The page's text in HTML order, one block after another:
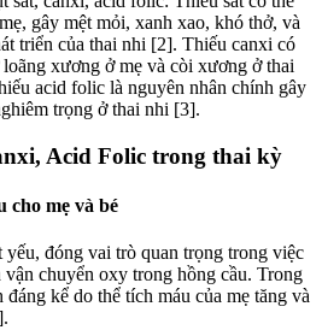
gây mệt mỏi, xanh xao, khó thở, và
triển của thai nhi [2]. Thiếu canxi có
xương ở mẹ và còi xương ở thai
acid folic là nguyên nhân chính gây
trọng ở thai nhi [3].
Acid Folic trong thai kỳ
cho mẹ và bé
yếu, đóng vai trò quan trọng trong việc
chuyển oxy trong hồng cầu. Trong
kể do thể tích máu của mẹ tăng và